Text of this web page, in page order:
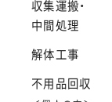
収集運搬・
中間処理
解体工事
不用品回収